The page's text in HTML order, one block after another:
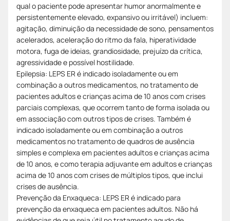
qual o paciente pode apresentar humor anormalmente e
persistentemente elevado, expansivo ou irritável) incluem:
agitação, diminuição da necessidade de sono, pensamentos
acelerados, aceleração do ritmo da fala, hiperatividade
motora, fuga de ideias, grandiosidade, prejuízo da crítica,
agressividade e possível hostilidade.
Epilepsia: LEPS ER é indicado isoladamente ou em
combinação a outros medicamentos, no tratamento de
pacientes adultos e crianças acima de 10 anos com crises
parciais complexas, que ocorrem tanto de forma isolada ou
em associação com outros tipos de crises. Também é
indicado isoladamente ou em combinação a outros
medicamentos no tratamento de quadros de ausência
simples e complexa em pacientes adultos e crianças acima
de 10 anos, e como terapia adjuvante em adultos e crianças
acima de 10 anos com crises de múltiplos tipos, que inclui
crises de ausência.
Prevenção da Enxaqueca: LEPS ER é indicado para
prevenção da enxaqueca em pacientes adultos. Não há